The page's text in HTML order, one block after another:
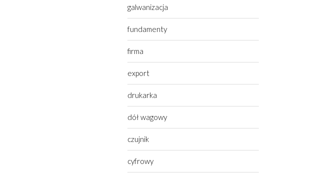
galwanizacja
fundamenty
firma
export
drukarka
dół wagowy
czujnik
cyfrowy